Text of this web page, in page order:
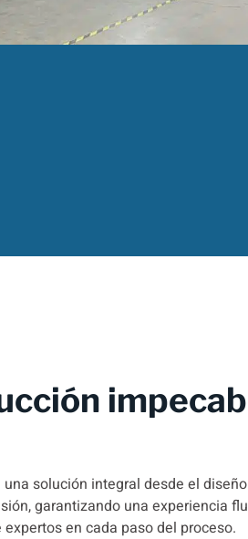
solución integral desde el
garantizando una experiencia
en cada paso del proceso.